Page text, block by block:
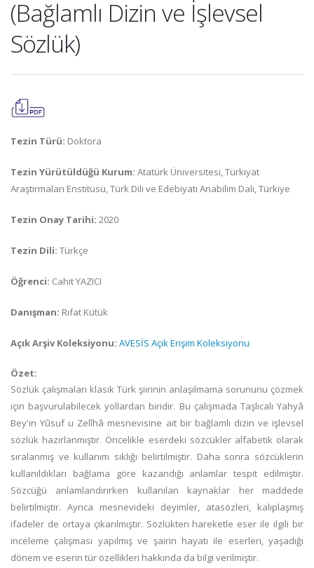
(Bağlamlı Dizin ve İşlevsel
Sözlük)‎
Tezin Türü: Doktora
Tezin Yürütüldüğü Kurum: Atatürk Üniversitesi, Türkiyat
Araştırmaları Enstitüsü, Türk Dili ve Edebiyatı Anabilim Dalı, Türkiye
Tezin Onay Tarihi: 2020
Tezin Dili: Türkçe
Öğrenci: Cahit YAZICI
Danışman: Rıfat Kütük
Açık Arşiv Koleksiyonu: AVESİS Açık Erişim Koleksiyonu
Özet:
Sözlük çalışmaları klasik Türk şiirinin anlaşılmama sorununu çözmek
için başvurulabilecek yollardan biridir. Bu çalışmada Taşlıcalı Yahyâ
Bey'in Yûsuf u Zelîhâ mesnevisine ait bir bağlamlı dizin ve işlevsel
sözlük hazırlanmıştır. Öncelikle eserdeki sözcükler alfabetik olarak
sıralanmış ve kullanım sıklığı belirtilmiştir. Daha sonra sözcüklerin
kullanıldıkları bağlama göre kazandığı anlamlar tespit edilmiştir.
Sözcüğü anlamlandırırken kullanılan kaynaklar her maddede
belirtilmiştir. Ayrıca mesnevideki deyimler, atasözleri, kalıplaşmış
ifadeler de ortaya çıkarılmıştır. Sözlükten hareketle eser ile ilgili bir
inceleme çalışması yapılmış ve şairin hayatı ile eserleri, yaşadığı
dönem ve eserin tür özellikleri hakkında da bilgi verilmiştir.